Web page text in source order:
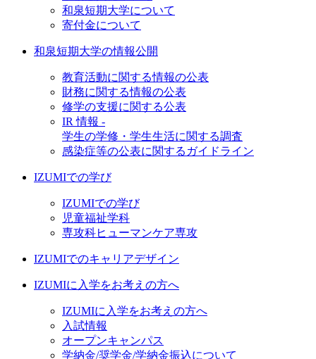
和泉短期大学について
寄付金について
和泉短期大学の情報公開
教育活動に関する情報の公表
財務に関する情報の公表
修学の支援に関する公表
IR 情報 -
学生の学修・学生生活に関する調査
感染症等の公表に関するガイドライン
IZUMIでの学び
IZUMIでの学び
児童福祉学科
専攻科ヒューマンケア専攻
IZUMIでのキャリアデザイン
IZUMIに入学をお考えの方へ
IZUMIに入学をお考えの方へ
入試情報
オープンキャンパス
学納金/奨学金/学納金振込について